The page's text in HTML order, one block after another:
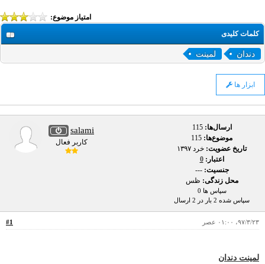
امتیاز موضوع:
کلمات کلیدی
دندان لمینت
ابزار ها
salami
کاربر فعال
ارسال‌ها:115
موضوع‌ها:
تاریخ عضویت: خرد ۱۳۹۷
اعتبار:0
جنسیت: ---
محل زندگی: ظس
سپاس ها 0
سپاس شده 2 بار در 2 ارسال
#1 ۹۷/۳/۲۳، ۰۱:۰۰ عصر
لمینت دندان